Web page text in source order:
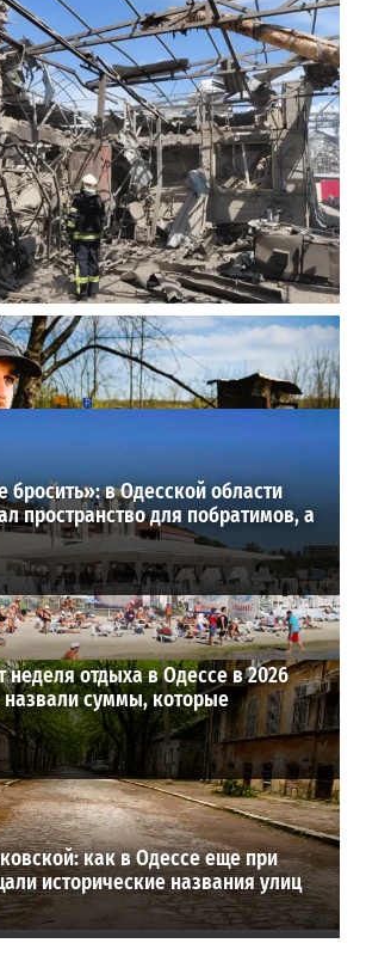
число пострадавших после атаки
(фото)
2
бросить»: в Одесской области
пространство для побратимов, а
неделя отдыха в Одессе в 2026
назвали суммы, которые
как в Одессе еще при
исторические названия улиц